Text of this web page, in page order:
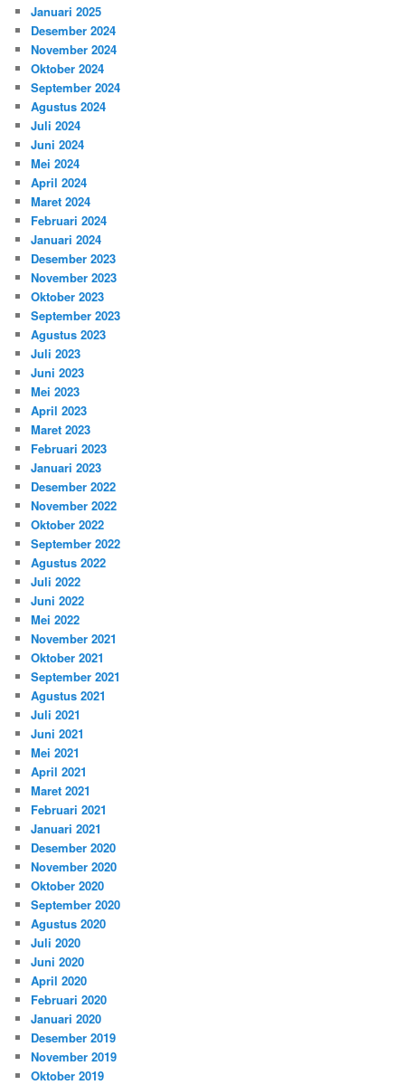
Januari 2025
Desember 2024
November 2024
Oktober 2024
September 2024
Agustus 2024
Juli 2024
Juni 2024
Mei 2024
April 2024
Maret 2024
Februari 2024
Januari 2024
Desember 2023
November 2023
Oktober 2023
September 2023
Agustus 2023
Juli 2023
Juni 2023
Mei 2023
April 2023
Maret 2023
Februari 2023
Januari 2023
Desember 2022
November 2022
Oktober 2022
September 2022
Agustus 2022
Juli 2022
Juni 2022
Mei 2022
November 2021
Oktober 2021
September 2021
Agustus 2021
Juli 2021
Juni 2021
Mei 2021
April 2021
Maret 2021
Februari 2021
Januari 2021
Desember 2020
November 2020
Oktober 2020
September 2020
Agustus 2020
Juli 2020
Juni 2020
April 2020
Februari 2020
Januari 2020
Desember 2019
November 2019
Oktober 2019